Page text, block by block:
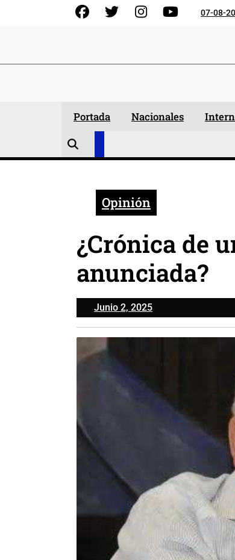
FacebookGorjeo InstagramYouTube07-08-
Portada Nacionales
Opinión
¿Crónica de
anunciada?
Junio 2, 2025Junio
2,
2025